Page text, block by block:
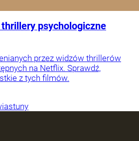
psychologiczne
przez widzów thrillerów
na Netflix. Sprawdź,
z tych filmów.